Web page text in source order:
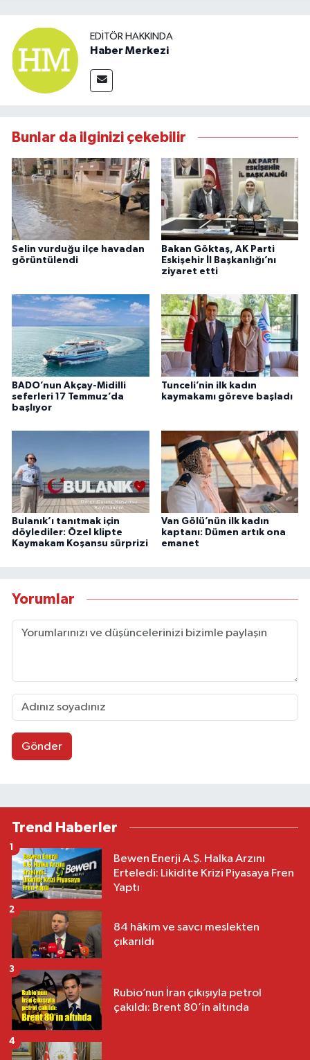
EDITÖR HAKKINDA
Haber Merkezi
Bunlar da ilginizi çekebilir
Selin vurduğu ilçe havadan
görüntülendi
Bakan Göktaş, AK Parti
Eskişehir İl Başkanlığı’nı
ziyaret etti
BADO’nun Akçay-Midilli
seferleri 17 Temmuz’da
başlıyor
Tunceli’nin ilk kadın
kaymakamı göreve başladı
Bulanık’ı tanıtmak için
döylediler: Özel klipte
Kaymakam Koşansu sürprizi
Van Gölü’nün ilk kadın
kaptanı: Dümen artık ona
emanet
Yorumlar
Gönder
Trend Haberler
Bewen Enerji A.Ş. Halka Arzını
Erteledi: Likidite Krizi Piyasaya Fren
Yaptı
84 hâkim ve savcı meslekten
çıkarıldı
2
Rubio’nun İran çıkışıyla petrol
çakıldı: Brent 80’in altında
3
4